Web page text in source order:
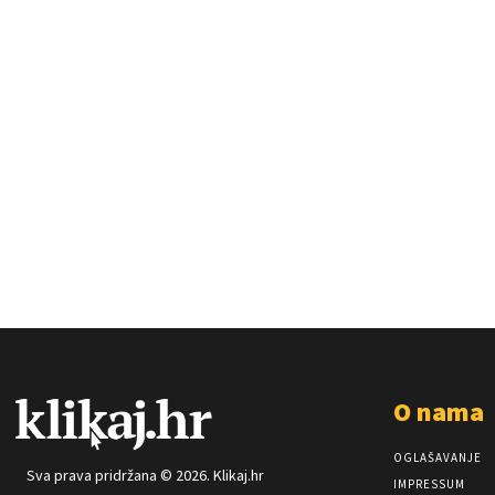
Sva prava pridržana © 2026. Klikaj.hr
O nama
OGLAŠAVANJE
IMPRESSUM